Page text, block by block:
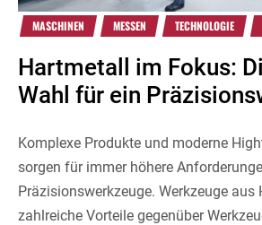
MASCHINEN MESSEN TECHNOLOGIE
Hartmetall im Fokus:
Wahl für ein
Komplexe Produkte und moderne
sorgen für immer höhere
Präzisionswerkzeuge. Werkzeuge aus
zahlreiche Vorteile gegenüber